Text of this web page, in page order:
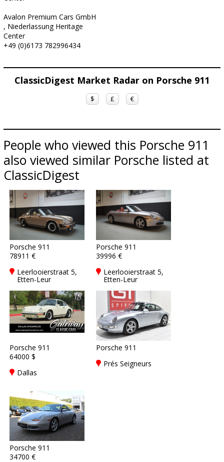
Avalon Premium Cars GmbH
, Niederlassung Heritage
Center
+49 (0)6173 782996434
ClassicDigest Market Radar on Porsche 911
$ £ €
People who viewed this Porsche 911
also viewed similar Porsche listed at
ClassicDigest
Porsche 911
78911 €
Leerlooierstraat 5,
Etten-Leur
Porsche 911
39996 €
Leerlooierstraat 5,
Etten-Leur
Porsche 911
64000 $
Dallas
Porsche 911
Prés Seigneurs
Porsche 911
34700 €